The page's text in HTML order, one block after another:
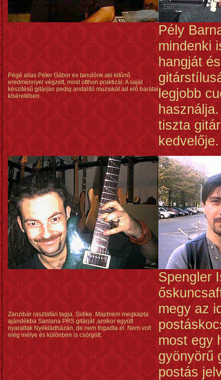
Pégé alias Péter Gábor ex tanulónk aki kitűnő
eredménnyel végzett, most otthon praktizál. A saját
készítésű gitárján pedig andalító muzsikát ad elő barátai
kíséretében.
Pély
mindenki
hangját
legjobb
tiszta
kedvelője.
Zanzibár rasztafári tagja. Sidike. Majdnem megkapta
ajándékba Santana PRS gitárját ,amikor együtt
nyaraltak Nyékládházán, de nem fogadta el. Nem volt
elég mélye és különben is csörgött.
Spengler
megy az
most egy
gyönyörű
postás